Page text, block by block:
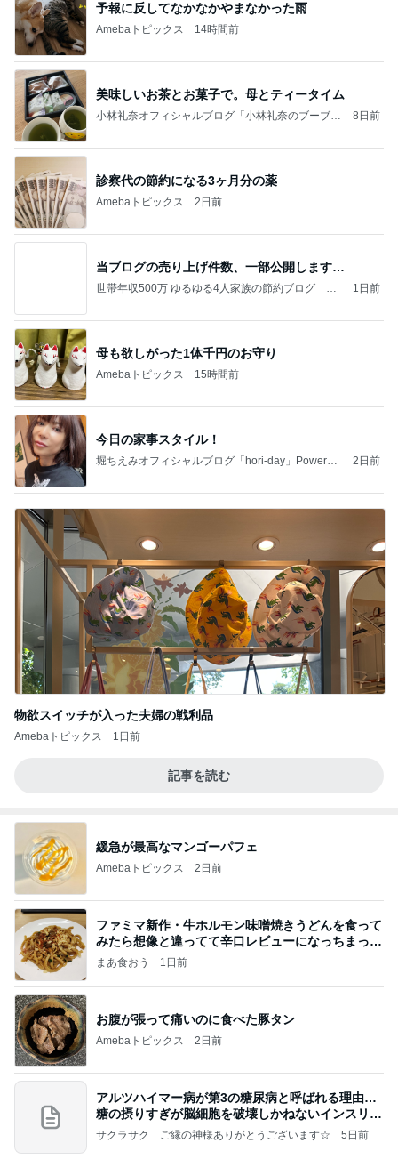
予報に反してなかなかやまなかった雨
Amebaトピックス 14時間前
美味しいお茶とお菓子で。母とティータイム
小林礼奈オフィシャルブログ「小林礼奈のブーブー
8日前
診察代の節約になる3ヶ月分の薬
Amebaトピックス 2日前
当ブログの売り上げ件数、一部公開します…
世帯年収500万 ゆるゆる4人家族の節約ブログ 〜
1日前
母も欲しがった1体千円のお守り
Amebaトピックス 15時間前
今日の家事スタイル！
堀ちえみオフィシャルブログ「hori-day」Powered
2日前
物欲スイッチが入った夫婦の戦利品
Amebaトピックス 1日前
記事を読む
緩急が最高なマンゴーパフェ
Amebaトピックス 2日前
ファミマ新作・牛ホルモン味噌焼きうどんを食って
みたら想像と違ってて辛口レビューになっちまった
話
まあ食おう 1日前
お腹が張って痛いのに食べた豚タン
Amebaトピックス 2日前
アルツハイマー病が第3の糖尿病と呼ばれる理由…
糖の摂りすぎが脳細胞を破壊しかねないインスリン
の恐
サクラサク ご縁の神様ありがとうございます☆ 5日前